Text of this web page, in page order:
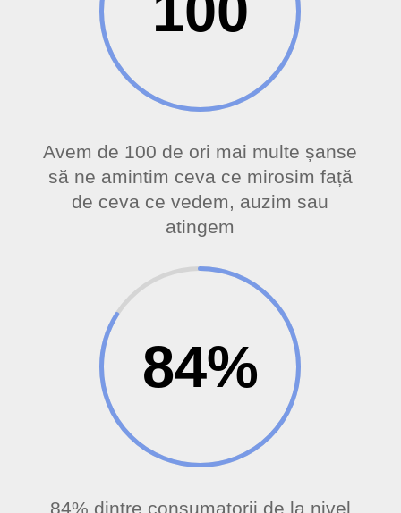
Avem de 100 de ori mai multe șanse
să ne amintim ceva ce mirosim față
de ceva ce vedem, auzim sau
atingem
84%
84% dintre consumatorii de la nivel